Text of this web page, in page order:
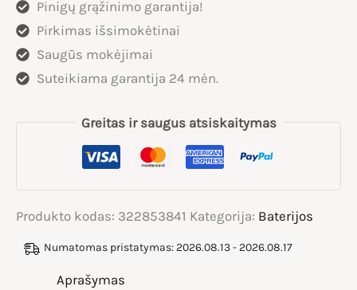
13ahPinigų grąžinimo garantija!
Pirkimas išsimokėtinai
Saugūs mokėjimai
Suteikiama garantija 24 mėn.
Greitas ir saugus atsiskaitymas
Produkto kodas: 322853841 Kategorija: Baterijos
Numatomas pristatymas: 2026.08.13 - 2026.08.17
Aprašymas